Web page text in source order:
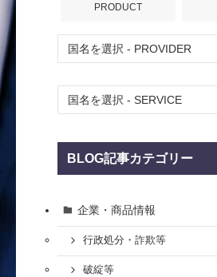
PRODUCT
BLOG記事カテゴリー
企業・商品情報
行政処分・詐欺等
破綻等